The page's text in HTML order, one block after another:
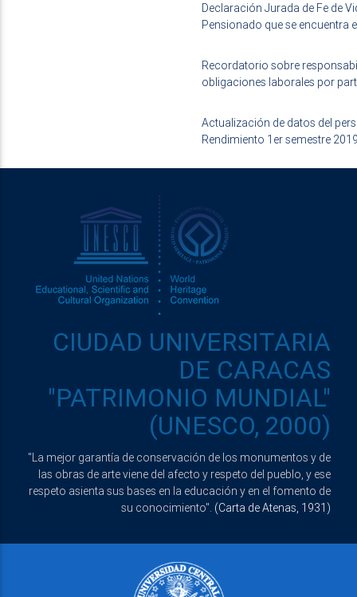
Declaración Jurada de Fe de
Pensionado que se encuentra
Recordatorio sobre
obligaciones laborales por
Actualización de datos del
Rendimiento 1er semestre
CIUDAD UNIVERSITARIA
DE CARACAS
"PATRIMONIO MUNDIAL"
(UNESCO, 2000)
"La mejor garantía de conservación de los monumentos y de
las obras de arte viene del afecto y respeto del pueblo, y ese
respeto asienta sus bases en la educación y en el fomento de
su conocimiento". (Carta de Atenas, 1931)